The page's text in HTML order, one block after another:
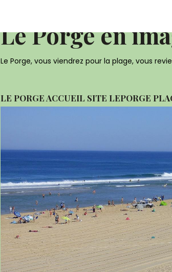
Le Porge en
Le Porge, vous viendrez pour la plage, vous
LE PORGE ACCUEIL SITE LEPORGE